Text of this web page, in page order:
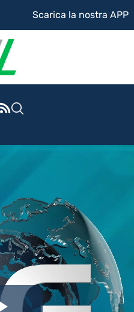
Scarica la nostra APP